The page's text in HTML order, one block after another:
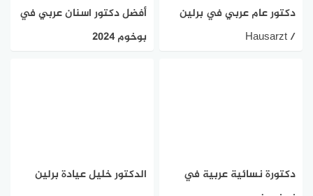
دكتور عام عربي في برلين
Hausarzt /
أفضل دكتور اسنان عربي في
بوخوم 2024
دكتورة نسائية عربية في
الدكتور خليل عيادة برلين